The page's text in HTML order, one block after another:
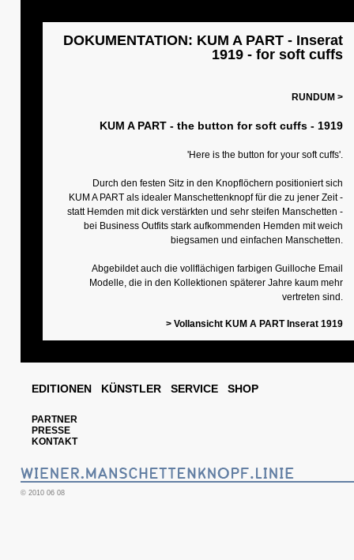
DOKUMENTATION: KUM A PART - Inserat
1919 - for soft cuffs
RUNDUM >
KUM A PART - the button for soft cuffs - 1919
'Here is the button for your soft cuffs'.
Durch den festen Sitz in den Knopflöchern positioniert sich
KUM A PART als idealer Manschettenknopf für die zu jener Zeit -
statt Hemden mit dick verstärkten und sehr steifen Manschetten -
bei Business Outfits stark aufkommenden Hemden mit weich
biegsamen und einfachen Manschetten.
Abgebildet auch die vollflächigen farbigen Guilloche Email
Modelle, die in den Kollektionen späterer Jahre kaum mehr
vertreten sind.
> Vollansicht KUM A PART Inserat 1919
EDITIONEN KÜNSTLER SERVICE SHOP
PARTNER
PRESSE
KONTAKT
© 2010 06 08